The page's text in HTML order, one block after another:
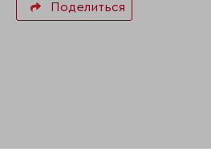
Поделиться